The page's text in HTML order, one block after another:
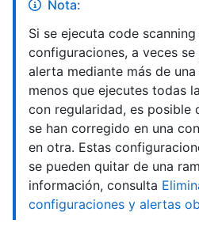
Nota:
Si se ejecuta code
configuraciones, a veces
alerta mediante más de
menos que ejecutes todas
con regularidad, es posible
se han corregido en una
en otra. Estas
se pueden quitar de una
información, consulta
configuraciones y alertas